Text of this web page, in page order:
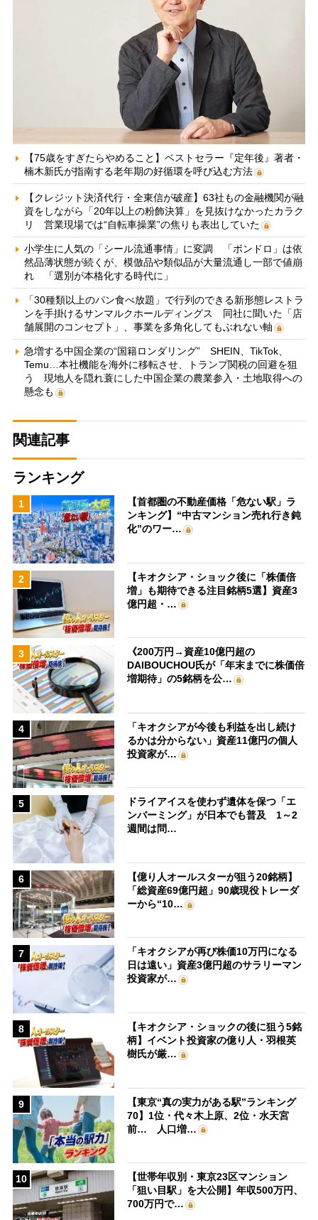
【75歳をすぎたらやめること】ベストセラー『定年後』著者・
楠木新氏が指南する老年期の好循環を呼び込む方法
【クレジット決済代行・全東信が破産】63社もの金融機関が融
資をしながら「20年以上の粉飾決算」を見抜けなかったカラク
リ 営業現場では“自転車操業”の焦りも表出していた
小学生に人気の「シール流通事情」に変調 「ボンドロ」は依
然品薄状態が続くが、模倣品や類似品が大量流通し一部で値崩
れ 「選別が本格化する時代に」
「30種類以上のパン食べ放題」で行列のできる新形態レストラ
ンを手掛けるサンマルクホールディングス 同社に聞いた「店
舗展開のコンセプト」、事業を多角化してもぶれない軸
急増する中国企業の“国籍ロンダリング” SHEIN、TikTok、
Temu…本社機能を海外に移転させ、トランプ関税の回避を狙
う 現地人を隠れ蓑にした中国企業の農業参入・土地取得への
懸念も
関連記事
ランキング
1
【首都圏の不動産価格「危ない駅」ラ
ンキング】“中古マンション売れ行き鈍
化”のワー…
2
【キオクシア・ショック後に「株価倍
増」も期待できる注目銘柄5選】資産3
億円超・…
3
《200万円→資産10億円超の
DAIBOUCHOU氏が「年末までに株価倍
増期待」の5銘柄を公…
4
「キオクシアが今後も利益を出し続け
るかは分からない」資産11億円の個人
投資家が…
5
ドライアイスを使わず遺体を保つ「エ
ンバーミング」が日本でも普及 1～2
週間は問…
6
【億り人オールスターが狙う20銘柄】
「総資産69億円超」90歳現役トレーダ
ーから“10…
7
「キオクシアが再び株価10万円になる
日は遠い」資産3億円超のサラリーマン
投資家が…
8
【キオクシア・ショックの後に狙う5銘
柄】イベント投資家の億り人・羽根英
樹氏が厳…
9
【東京“真の実力がある駅”ランキング
70】1位・代々木上原、2位・水天宮
前… 人口増…
10
【世帯年収別・東京23区マンション
「狙い目駅」を大公開】年収500万円、
700万円で…